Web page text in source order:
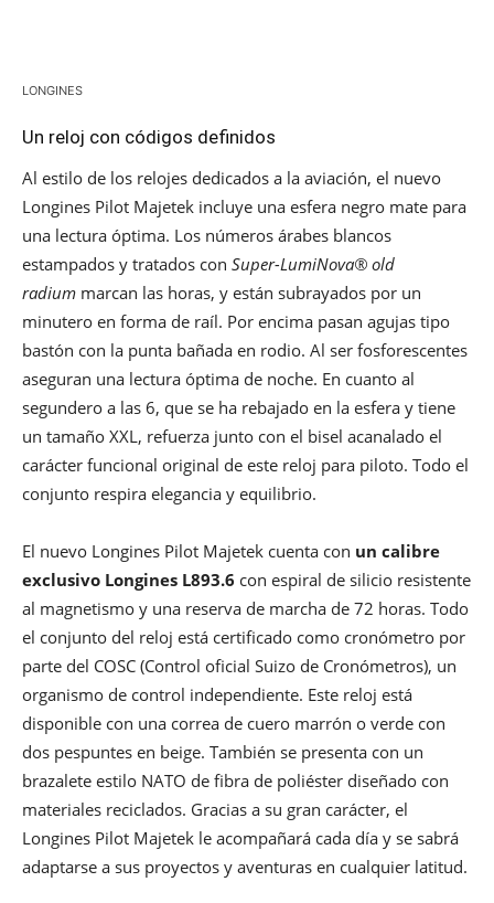
LONGINES
Un reloj con códigos definidos
Al estilo de los relojes dedicados a la aviación, el nuevo
Longines Pilot Majetek incluye una esfera negro mate para
una lectura óptima. Los números árabes blancos
estampados y tratados con Super-LumiNova® old
radium marcan las horas, y están subrayados por un
minutero en forma de raíl. Por encima pasan agujas tipo
bastón con la punta bañada en rodio. Al ser fosforescentes
aseguran una lectura óptima de noche. En cuanto al
segundero a las 6, que se ha rebajado en la esfera y tiene
un tamaño XXL, refuerza junto con el bisel acanalado el
carácter funcional original de este reloj para piloto. Todo el
conjunto respira elegancia y equilibrio.
El nuevo Longines Pilot Majetek cuenta con un calibre
exclusivo Longines L893.6 con espiral de silicio resistente
al magnetismo y una reserva de marcha de 72 horas. Todo
el conjunto del reloj está certificado como cronómetro por
parte del COSC (Control oficial Suizo de Cronómetros), un
organismo de control independiente. Este reloj está
disponible con una correa de cuero marrón o verde con
dos pespuntes en beige. También se presenta con un
brazalete estilo NATO de fibra de poliéster diseñado con
materiales reciclados. Gracias a su gran carácter, el
Longines Pilot Majetek le acompañará cada día y se sabrá
adaptarse a sus proyectos y aventuras en cualquier latitud.